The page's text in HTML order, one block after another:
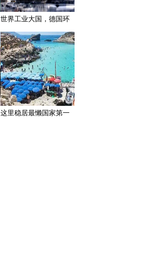
世界工业大国，德国环
保严格，湖水可直饮！
这里稳居最懒国家第一